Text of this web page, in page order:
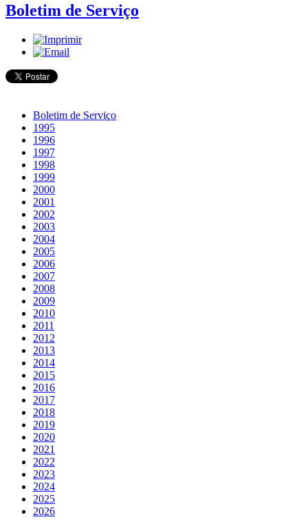
Boletim de Serviço
Boletim de Serviço
1995
1996
1997
1998
1999
2000
2001
2002
2003
2004
2005
2006
2007
2008
2009
2010
2011
2012
2013
2014
2015
2016
2017
2018
2019
2020
2021
2022
2023
2024
2025
2026